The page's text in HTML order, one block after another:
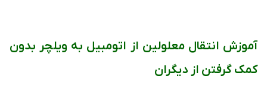
آموزش انتقال معلولین از اتومبیل به ویلچر بدون
کمک گرفتن از دیگران